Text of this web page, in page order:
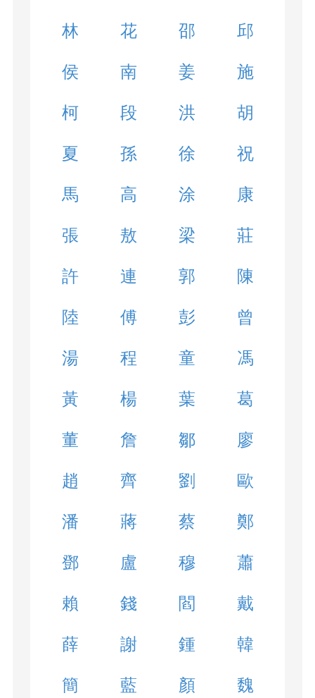
林 花 邵 邱
侯 南 姜 施
柯 段 洪 胡
夏 孫 徐 祝
馬 高 涂 康
張 敖 梁 莊
許 連 郭 陳
陸 傅 彭 曾
湯 程 童 馮
黃 楊 葉 葛
董 詹 鄒 廖
趙 齊 劉 歐
潘 蔣 蔡 鄭
鄧 盧 穆 蕭
賴 錢 閻 戴
薛 謝 鍾 韓
簡 藍 顏 魏